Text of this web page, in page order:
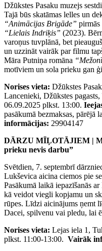
Džūkstes Pasaku muzejs
Tajā būs skatāmas lelles un
“Animācijas Brigāde”
“Lielais Indriķis” (2023).
varoņus tuvplānā, bet
un uzzināt vairāk par filmu
Māra Putniņa romāna
motīviem un sola prieku gan
Norises vieta: Džūkstes
Lancenieki, Džūkstes
06.09.2025 plkst. 13:00.
pasākumā bezmaksas, pārējā
informācijas: 29904147
DĀRZU MĪĻOTĀJIEM |
prieku nevis darbu”
Svētdien, 7. septembrī
Lukševica aicina ciemos pie
Pasākumā laikā iepazīšanās
kā veidot viegli kopjamu un
rūpes. Līdzi aicinājums ņemt
Dacei, spilvenu vai pledu, lai
Norises vieta: Lejas iela 1,
plkst. 11:00-13:00. Vairāk